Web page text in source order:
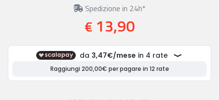
Spedizione in 24h*
€ 13,90